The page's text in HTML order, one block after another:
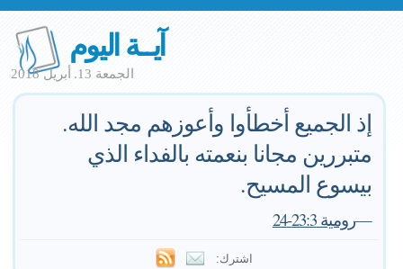
آيــة اليوم
الجمعة 13. أبريل 2018
إذ الجميع أخطأوا وأعوزهم مجد الله.
متبررين مجانا بنعمته بالفداء الذي
بيسوع المسيح.
—رومية 23:3-24
اشترك: